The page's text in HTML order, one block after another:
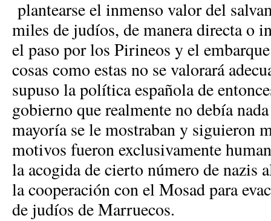
plantearse el inmenso valor del
miles de judíos, de manera directa o
el paso por los Pirineos y el
cosas como estas no se valorará
supuso la política española de
gobierno que realmente no debía
mayoría se le mostraban y siguieron
motivos fueron exclusivamente
la acogida de cierto número de nazis
la cooperación con el Mosad para
de judíos de Marruecos.